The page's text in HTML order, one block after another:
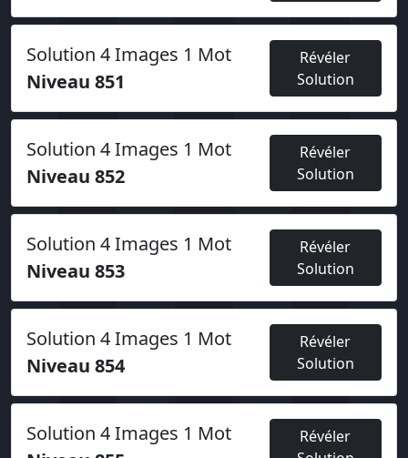
Solution 4 Images 1 Mot
Niveau 851
Révéler
Solution
Solution 4 Images 1 Mot
Niveau 852
Révéler
Solution
Solution 4 Images 1 Mot
Niveau 853
Révéler
Solution
Solution 4 Images 1 Mot
Niveau 854
Révéler
Solution
Solution 4 Images 1 Mot
Révéler